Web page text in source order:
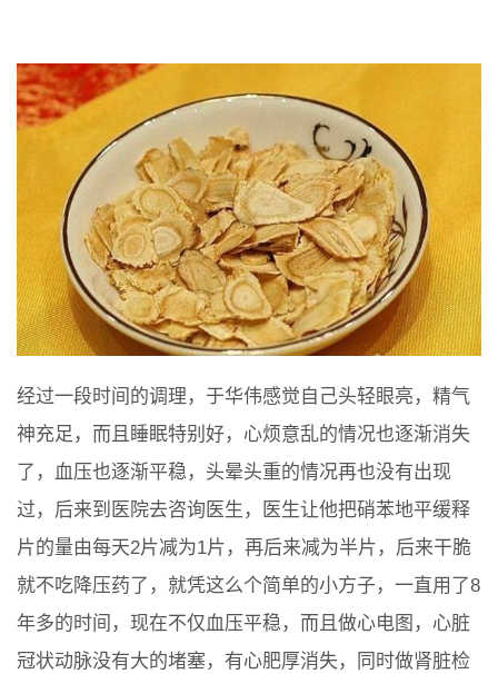
经过一段时间的调理，于华伟感觉自己头轻眼亮，精气
神充足，而且睡眠特别好，心烦意乱的情况也逐渐消失
了，血压也逐渐平稳，头晕头重的情况再也没有出现
过，后来到医院去咨询医生，医生让他把硝苯地平缓释
片的量由每天2片减为1片，再后来减为半片，后来干脆
就不吃降压药了，就凭这么个简单的小方子，一直用了8
年多的时间，现在不仅血压平稳，而且做心电图，心脏
冠状动脉没有大的堵塞，有心肥厚消失，同时做肾脏检